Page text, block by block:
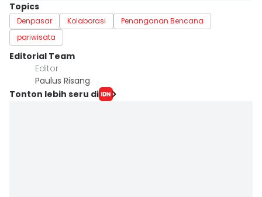
Topics
Denpasar Kolaborasi
Penanganan Bencana
pariwisata
Editorial Team
Editor
Paulus Risang
Tonton lebih seru di